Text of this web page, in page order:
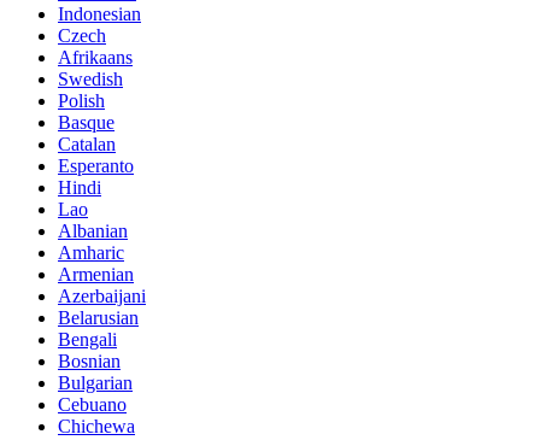
Indonesian
Czech
Afrikaans
Swedish
Polish
Basque
Catalan
Esperanto
Hindi
Lao
Albanian
Amharic
Armenian
Azerbaijani
Belarusian
Bengali
Bosnian
Bulgarian
Cebuano
Chichewa